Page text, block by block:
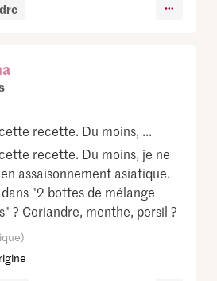
recette. Du moins, ...
recette. Du moins, je ne
assaisonnement asiatique.
"2 bottes de mélange
? Coriandre, menthe, persil ?